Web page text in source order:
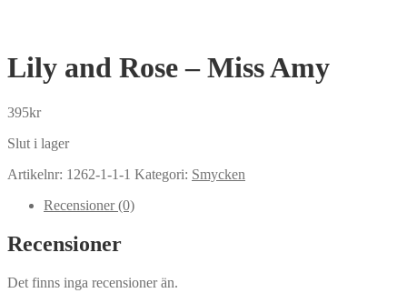
Lily and Rose – Miss Amy
395kr
Slut i lager
Artikelnr: 1262-1-1-1 Kategori: Smycken
Recensioner (0)
Recensioner
Det finns inga recensioner än.